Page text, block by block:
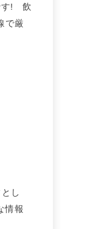
す! 飲
で厳
し
情報